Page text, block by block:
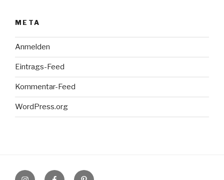
META
Anmelden
Eintrags-Feed
Kommentar-Feed
WordPress.org
InstagramFacebookPinterest